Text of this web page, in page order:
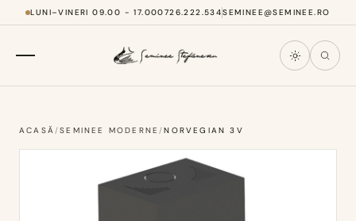
LUNI–VINERI 09.00 - 17.000726.222.534SEMINEE@SEMINEE.RO
ACASĂ/SEMINEE MODERNE/NORVEGIAN 3V